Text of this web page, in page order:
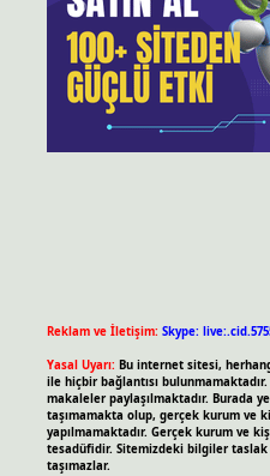
Reklam ve İletişim: Skype:
Yasal Uyarı: Bu internet sitesi,
ile hiçbir bağlantısı bulunmamaktadır.
makaleler paylaşılmaktadır. Burada
taşımamakta olup, gerçek kurum ve
yapılmamaktadır. Gerçek kurum ve
tesadüfidir. Sitemizdeki bilgiler
taşımazlar.